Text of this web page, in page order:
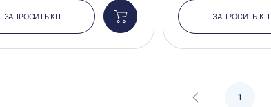
ЗАПРОСИТЬ КП
Добавить
в
корзину
ЗАПРОСИТЬ КП
1